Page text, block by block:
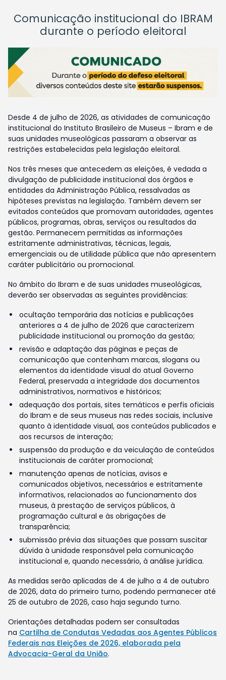
Comunicação institucional do IBRAM
durante o período eleitoral
Desde 4 de julho de 2026, as atividades de comunicação
institucional do Instituto Brasileiro de Museus – Ibram e de
suas unidades museológicas passaram a observar as
restrições estabelecidas pela legislação eleitoral.
Nos três meses que antecedem as eleições, é vedada a
divulgação de publicidade institucional dos órgãos e
entidades da Administração Pública, ressalvadas as
hipóteses previstas na legislação. Também devem ser
evitados conteúdos que promovam autoridades, agentes
públicos, programas, obras, serviços ou resultados da
gestão. Permanecem permitidas as informações
estritamente administrativas, técnicas, legais,
emergenciais ou de utilidade pública que não apresentem
caráter publicitário ou promocional.
No âmbito do Ibram e de suas unidades museológicas,
deverão ser observadas as seguintes providências:
ocultação temporária das notícias e publicações
anteriores a 4 de julho de 2026 que caracterizem
publicidade institucional ou promoção da gestão;
revisão e adaptação das páginas e peças de
comunicação que contenham marcas, slogans ou
elementos da identidade visual do atual Governo
Federal, preservada a integridade dos documentos
administrativos, normativos e históricos;
adequação dos portais, sites temáticos e perfis oficiais
do Ibram e de seus museus nas redes sociais, inclusive
quanto à identidade visual, aos conteúdos publicados e
aos recursos de interação;
suspensão da produção e da veiculação de conteúdos
institucionais de caráter promocional;
manutenção apenas de notícias, avisos e
comunicados objetivos, necessários e estritamente
informativos, relacionados ao funcionamento dos
museus, à prestação de serviços públicos, à
programação cultural e às obrigações de
transparência;
submissão prévia das situações que possam suscitar
dúvida à unidade responsável pela comunicação
institucional e, quando necessário, à análise jurídica.
As medidas serão aplicadas de 4 de julho a 4 de outubro
de 2026, data do primeiro turno, podendo permanecer até
25 de outubro de 2026, caso haja segundo turno.
Orientações detalhadas podem ser consultadas
na Cartilha de Condutas Vedadas aos Agentes Públicos
Federais nas Eleições de 2026, elaborada pela
Advocacia-Geral da União.